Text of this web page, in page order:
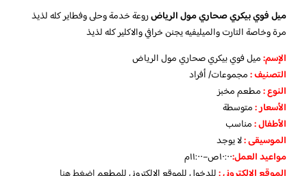
ميل فوي بيكري صحاري مول الرياضروعة خدمة وحلى وفطاير كله لذيذ
مرة وخاصة التارت والميليفيه يجنن خرافي والاكلير كله لذيذ
الإسم:ميل فوي بيكري صحاري مول الرياض
التصنيف:مجموعات/ أفراد
النوع:مطعم مخبز
الأسعار:متوسطة
الأطفال:مناسب
الموسيقى:لا يوجد
مواعيد العمل:١٠:٠٠ص–١١:٠٠م